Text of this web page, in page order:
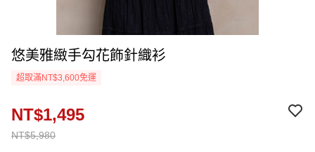
悠美雅緻手勾花飾針織衫
超取滿NT$3,600免運
NT$5,980
NT$1,495